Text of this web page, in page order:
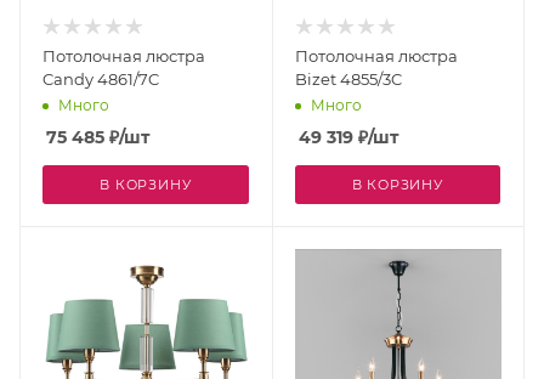
Потолочная люстра
Candy 4861/7C
Много
75 485 ₽/шт
В КОРЗИНУ
Потолочная люстра
Bizet 4855/3C
Много
49 319₽/шт
В КОРЗИНУ